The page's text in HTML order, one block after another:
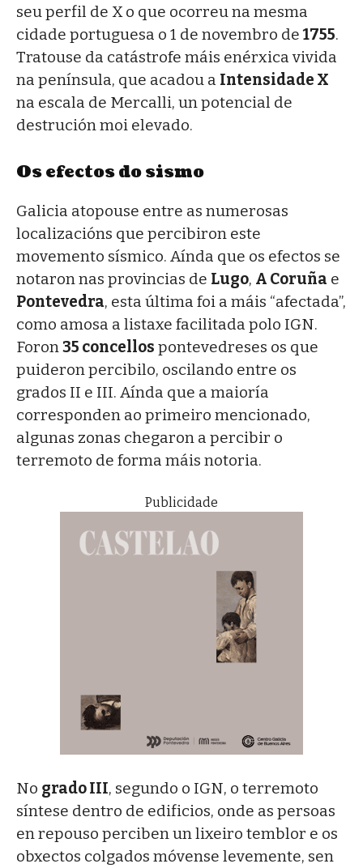
seu perfil de X o que ocorreu na mesma
cidade portuguesa o 1 de novembro de1755.
Tratouse da catástrofe máis enérxica vivida
na península, que acadou a Intensidade X
na escala de Mercalli, un potencial de
destrución moi elevado.
Os efectos do sismo
Galicia atopouse entre as numerosas
localizacións que percibiron este
movemento sísmico. Aínda que os efectos se
notaron nas provincias de Lugo, A Coruña e
Pontevedra, esta última foi a máis “afectada”,
como amosa a listaxe facilitada polo IGN.
Foron35 concellos pontevedreses os que
puideron percibilo, oscilando entre os
grados II e III. Aínda que a maioría
corresponden ao primeiro mencionado,
algunas zonas chegaron a percibir o
terremoto de forma máis notoria.
Publicidade
No grado III, segundo o IGN, o terremoto
síntese dentro de edificios, onde as persoas
en repouso perciben un lixeiro temblor e os
obxectos colgados móvense levemente, sen